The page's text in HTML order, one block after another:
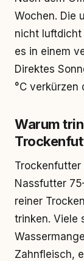
Wochen. Die
nicht luftdicht
es in einem
Direktes
°C verkürzen
Warum
Trockenfutter
Nassfutter
reiner
trinken. Viele
Zahnfleisch,